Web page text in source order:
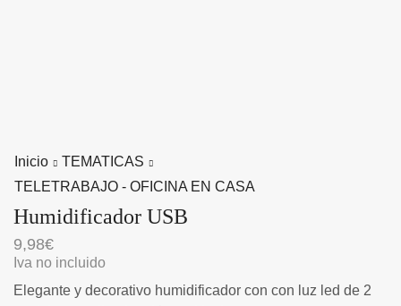
Inicio
TEMATICAS
TELETRABAJO - OFICINA EN CASA
Humidificador USB
9,98€
Iva no incluido
Elegante y decorativo humidificador con con luz led de 2